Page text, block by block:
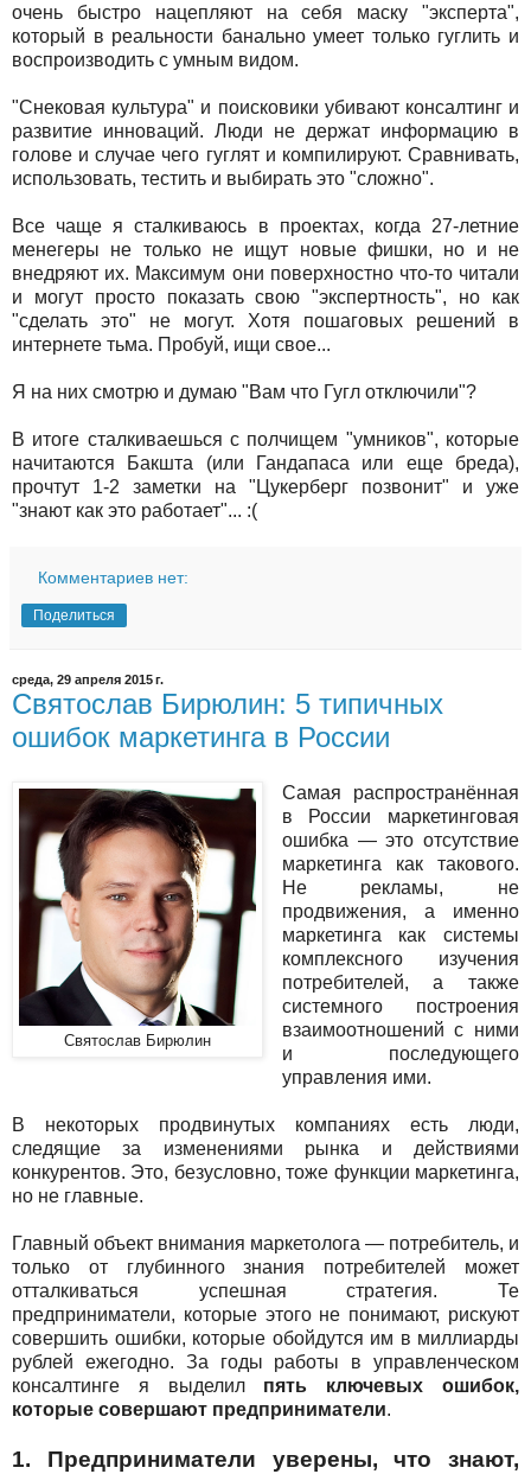
очень быстро нацепляют на себя маску "эксперта",
который в реальности банально умеет только гуглить и
воспроизводить с умным видом.
"Снековая культура" и поисковики убивают консалтинг и
развитие инноваций. Люди не держат информацию в
голове и случае чего гуглят и компилируют. Сравнивать,
использовать, тестить и выбирать это "сложно".
Все чаще я сталкиваюсь в проектах, когда 27-летние
менегеры не только не ищут новые фишки, но и не
внедряют их. Максимум они поверхностно что-то читали
и могут просто показать свою "экспертность", но как
"сделать это" не могут. Хотя пошаговых решений в
интернете тьма. Пробуй, ищи свое...
Я на них смотрю и думаю "Вам что Гугл отключили"?
В итоге сталкиваешься с полчищем "умников", которые
начитаются Бакшта (или Гандапаса или еще бреда),
прочтут 1-2 заметки на "Цукерберг позвонит" и уже
"знают как это работает"... :(
Комментариев нет:
Поделиться
среда, 29 апреля 2015 г.
Святослав Бирюлин: 5 типичных
ошибок маркетинга в России
Святослав Бирюлин
Самая распространённая
в России маркетинговая
ошибка — это отсутствие
маркетинга как такового.
Не рекламы, не
продвижения, а именно
маркетинга как системы
комплексного изучения
потребителей, а также
системного построения
взаимоотношений с ними
и последующего
управления ими.
В некоторых продвинутых компаниях есть люди,
следящие за изменениями рынка и действиями
конкурентов. Это, безусловно, тоже функции маркетинга,
но не главные.
Главный объект внимания маркетолога — потребитель, и
только от глубинного знания потребителей может
отталкиваться успешная стратегия. Те
предприниматели, которые этого не понимают, рискуют
совершить ошибки, которые обойдутся им в миллиарды
рублей ежегодно. За годы работы в управленческом
консалтинге я выделил пять ключевых ошибок,
которые совершают предприниматели.
1. Предприниматели уверены, что знают,